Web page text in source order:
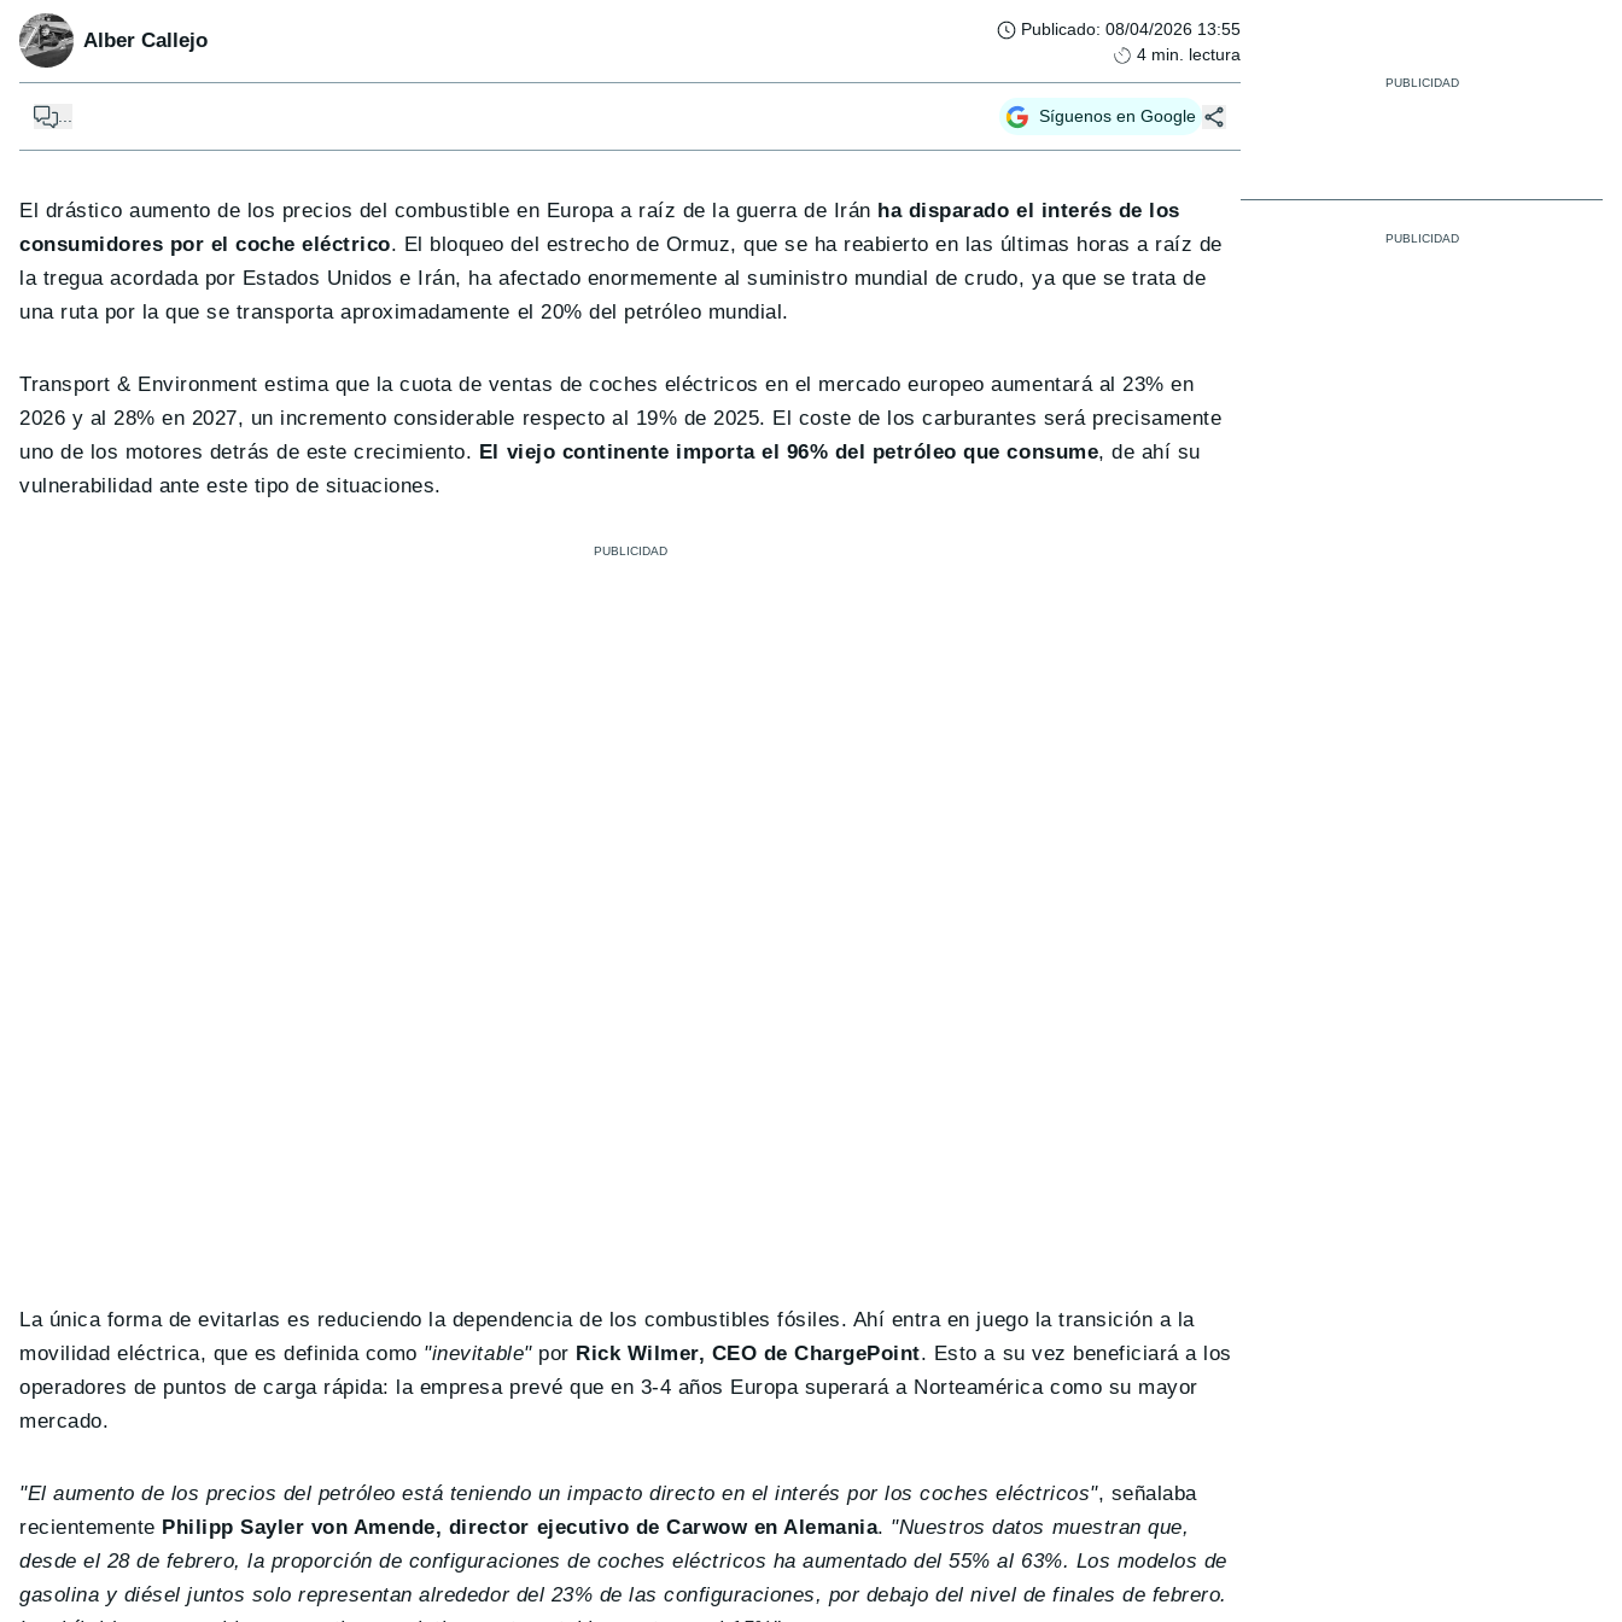
Alber Callejo Publicado: 08/04/2026 13:55
4 min. lectura
... Síguenos en Google
El drástico aumento de los precios del combustible en Europa a raíz de la guerra de Irán ha disparado el interés de los
consumidores por el coche eléctrico. El bloqueo del estrecho de Ormuz, que se ha reabierto en las últimas horas a raíz de
la tregua acordada por Estados Unidos e Irán, ha afectado enormemente al suministro mundial de crudo, ya que se trata de
una ruta por la que se transporta aproximadamente el 20% del petróleo mundial.
Transport & Environment estima que la cuota de ventas de coches eléctricos en el mercado europeo aumentará al 23% en
2026 y al 28% en 2027, un incremento considerable respecto al 19% de 2025. El coste de los carburantes será precisamente
uno de los motores detrás de este crecimiento. El viejo continente importa el 96% del petróleo que consume, de ahí su
vulnerabilidad ante este tipo de situaciones.
La única forma de evitarlas es reduciendo la dependencia de los combustibles fósiles. Ahí entra en juego la transición a la
movilidad eléctrica, que es definida como "inevitable"por Rick Wilmer, CEO de ChargePoint. Esto a su vez beneficiará a los
operadores de puntos de carga rápida: la empresa prevé que en 3-4 años Europa superará a Norteamérica como su mayor
mercado.
"El aumento de los precios del petróleo está teniendo un impacto directo en el interés por los coches eléctricos", señalaba
recientemente Philipp Sayler von Amende, director ejecutivo de Carwow en Alemania. "Nuestros datos muestran que,
desde el 28 de febrero, la proporción de configuraciones de coches eléctricos ha aumentado del 55% al 63%. Los modelos de
gasolina y diésel juntos solo representan alrededor del 23% de las configuraciones, por debajo del nivel de finales de febrero.